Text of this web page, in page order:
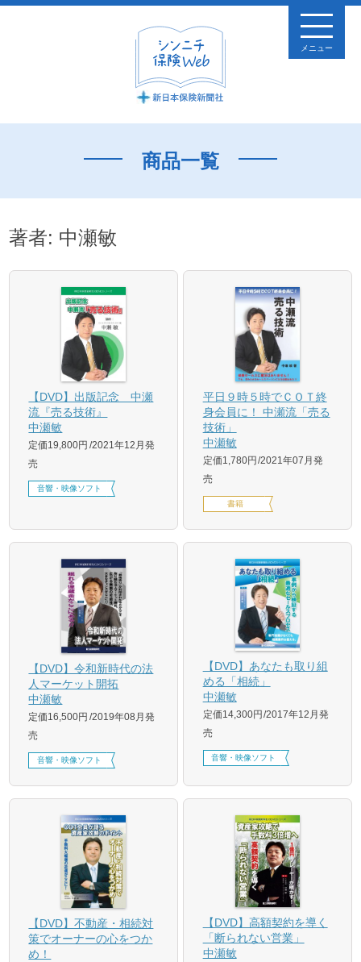
メニュー
商品一覧
著者: 中瀬敏
【DVD】出版記念 中瀬
流『売る技術』
中瀬敏
定価19,800円 2021年12月発
売
音響・映像ソフト
平日９時５時でＣＯＴ終
身会員に！ 中瀬流「売る
技術」
中瀬敏
定価1,780円 2021年07月発
売
書籍
【DVD】令和新時代の法
人マーケット開拓
中瀬敏
定価16,500円 2019年08月発
売
音響・映像ソフト
【DVD】あなたも取り組
める「相続」
中瀬敏
定価14,300円 2017年12月発
売
音響・映像ソフト
【DVD】不動産・相続対
策でオーナーの心をつか
め！
【DVD】高額契約を導く
「断られない営業」
中瀬敏